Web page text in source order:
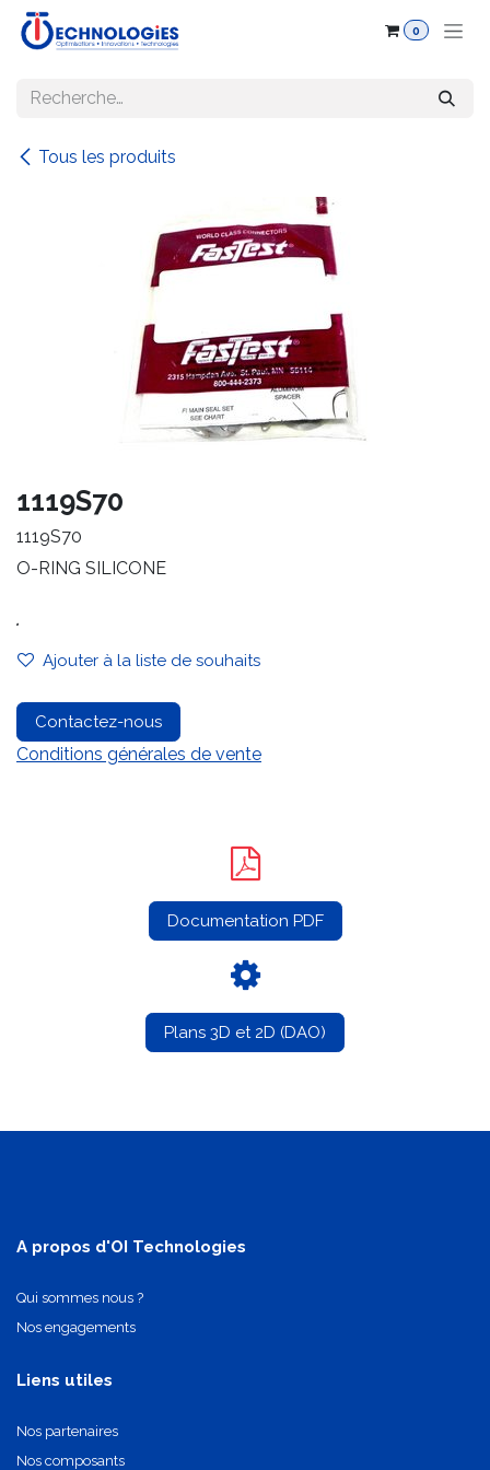
Se rendre au contenu
0
Tous les produits
1119S70
1119S70
O-RING SILICONE
.
Ajouter à la liste de souhaits
Contactez-nous
Conditions générales de vente
Documentation PDF
Plans 3D et 2D (DAO)
A propos d'OI Technologies
Qui sommes nous ?
Nos engagements
Liens utiles
Nos partenaires
Nos composants